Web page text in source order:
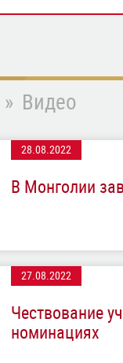
» Видео
28.08.2022
В Монголии
27.08.2022
Чествование
номинациях